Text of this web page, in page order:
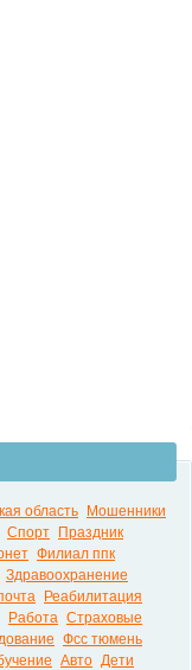
область
Мошенники
Спорт
Праздник
Филиал ппк
Здравоохранение
Реабилитация
Работа Страховые
Фсс тюмень
Авто Дети